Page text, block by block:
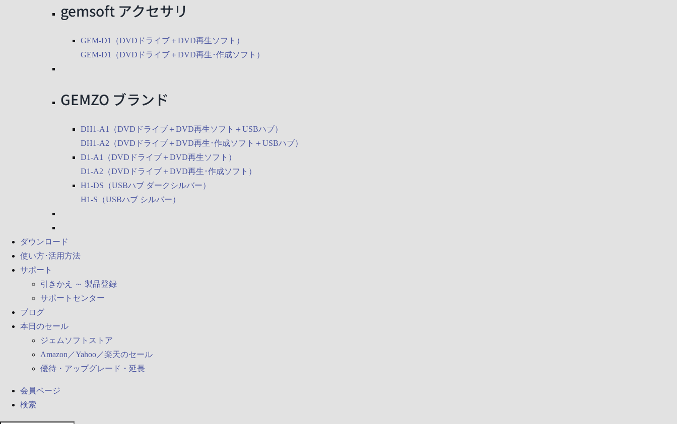
gemsoft アクセサリ
GEM-D1（DVDドライブ＋DVD再生ソフト）
GEM-D1（DVDドライブ＋DVD再生･作成ソフト）
GEMZO ブランド
DH1-A1（DVDドライブ＋DVD再生ソフト＋USBハブ）
DH1-A2（DVDドライブ＋DVD再生･作成ソフト＋USBハブ）
D1-A1（DVDドライブ＋DVD再生ソフト）
D1-A2（DVDドライブ＋DVD再生･作成ソフト）
H1-DS（USBハブ ダークシルバー）
H1-S（USBハブ シルバー）
ダウンロード
使い方･活用方法
サポート
引きかえ ～ 製品登録
サポートセンター
ブログ
本日のセール
ジェムソフトストア
Amazon ／Yahoo ／楽天のセール
優待・アップグレード・延長
会員ページ
検索